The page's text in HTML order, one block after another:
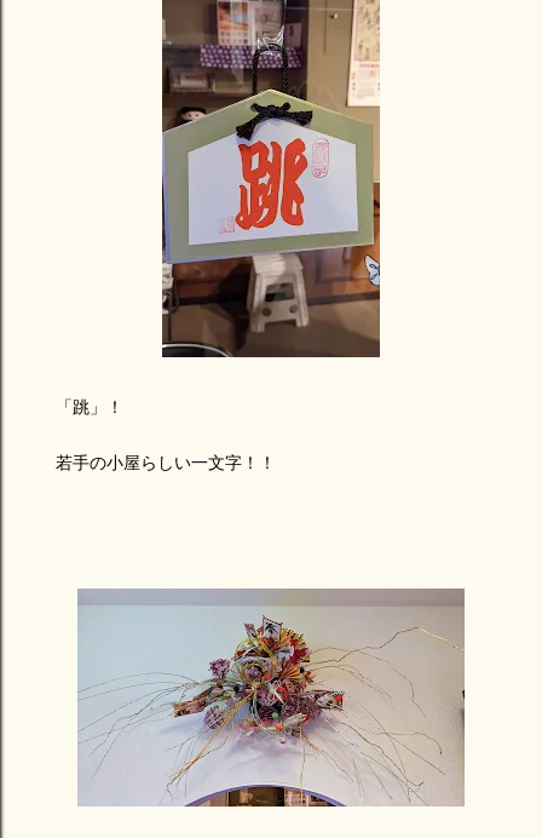
「跳」！
若手の小屋らしい一文字！！